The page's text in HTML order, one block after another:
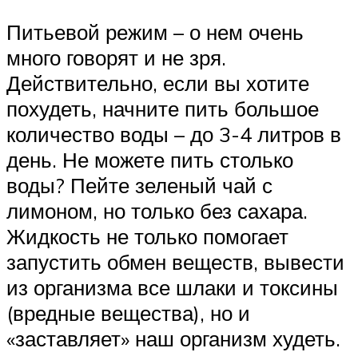
Питьевой режим – о нем очень
много говорят и не зря.
Действительно, если вы хотите
похудеть, начните пить большое
количество воды – до 3-4 литров в
день. Не можете пить столько
воды? Пейте зеленый чай с
лимоном, но только без сахара.
Жидкость не только помогает
запустить обмен веществ, вывести
из организма все шлаки и токсины
(вредные вещества), но и
«заставляет» наш организм худеть.